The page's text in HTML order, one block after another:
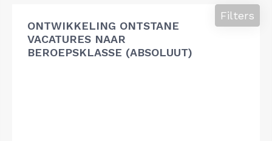
ONTWIKKELING ONTSTANE
VACATURES NAAR
BEROEPSKLASSE (ABSOLUUT)
Filters